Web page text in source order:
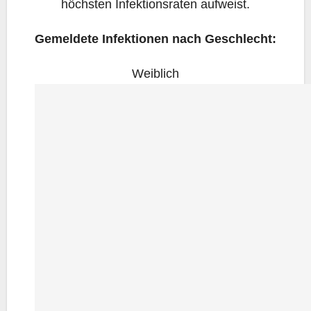
höchs­ten Infek­ti­ons­ra­ten aufweist.
Gemel­de­te Infek­tio­nen nach Geschlecht:
Weib­lich